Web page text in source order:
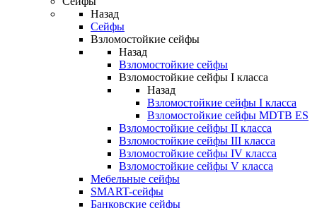
Назад
Сейфы
Взломостойкие сейфы
Назад
Взломостойкие сейфы
Взломостойкие сейфы I класса
Назад
Взломостойкие сейфы I класса
Взломостойкие сейфы MDTB ES
Взломостойкие сейфы II класса
Взломостойкие сейфы III класса
Взломостойкие сейфы IV класса
Взломостойкие сейфы V класса
Мебельные сейфы
SMART-сейфы
Банковские сейфы